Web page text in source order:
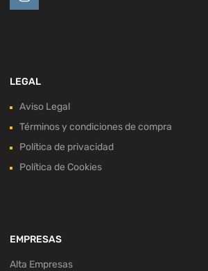
LEGAL
Aviso Legal
Términos y condiciones de compra
Política de privacidad
Política de Cookies
EMPRESAS
Alta Empresas